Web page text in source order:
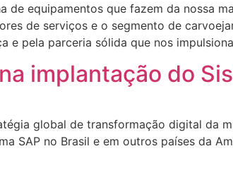
equipamentos que fazem da nossa
de serviços e o segmento de
e pela parceria sólida que nos
implantação do
global de transformação digital da
SAP no Brasil e em outros países da